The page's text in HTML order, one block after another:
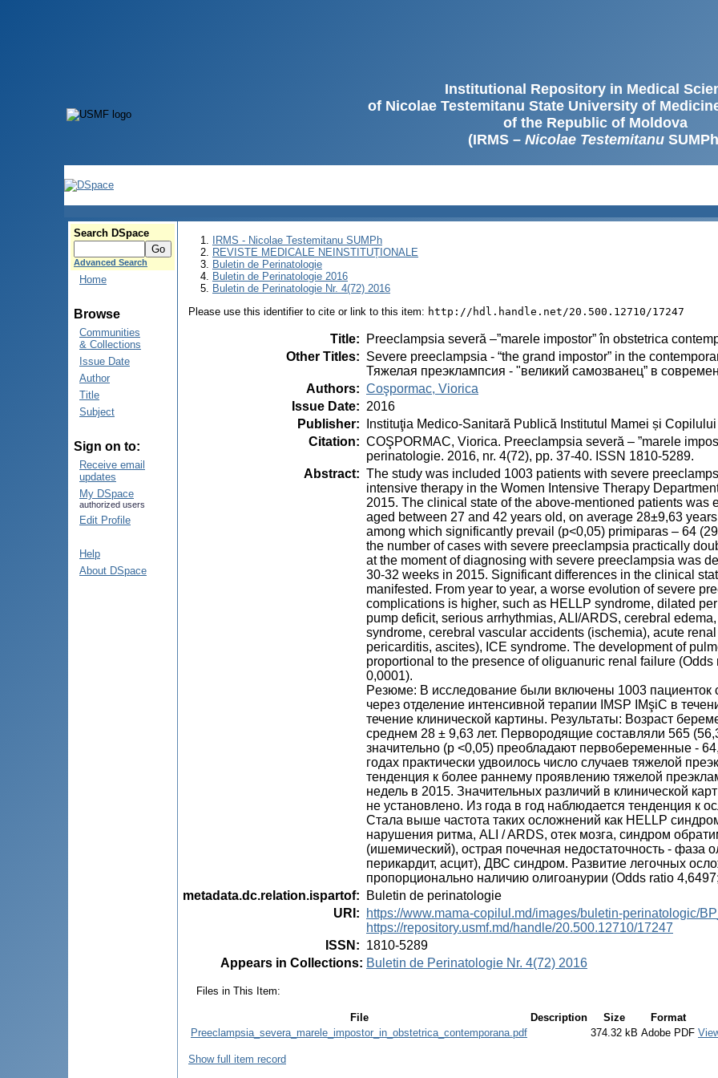
Institutional Repository in Medical
of Nicolae Testemitanu State University of
of the Republic of Moldova
(IRMS – Nicolae Testemitanu
Search DSpace
Advanced Search
Home
Browse
Communities
& Collections
Issue Date
Author
Title
Subject
Sign on to:
Receive email
updates
My DSpace
authorized users
Edit Profile
Help
About DSpace
IRMS - Nicolae Testemitanu SUMPh
REVISTE MEDICALE NEINSTITUȚIONALE
Buletin de Perinatologie
Buletin de Perinatologie 2016
Buletin de Perinatologie Nr. 4(72) 2016
Please use this identifier to cite or link to this item: http://hdl.handle.net/20.500.12710/17247
Title:
Preeclampsia severă –”marele impostor” în obstetrica
Other Titles: Severe preeclampsia - “the grand impostor” in the
Тяжелая преэклампсия - "великий самозванец” в
Authors: Coşpormac, Viorica
Issue Date: 2016
Publisher:
Instituţia Medico-Sanitară Publică Institutul Mamei și Copilului
Citation: COŞPORMAC, Viorica. Preeclampsia severă – ”marele
perinatologie. 2016, nr. 4(72), pp. 37-40. ISSN 1810-5289.
Abstract: The study was included 1003 patients with severe
intensive therapy in the Women Intensive Therapy
2015. The clinical state of the above-mentioned patients
aged between 27 and 42 years old, on average 28±9,63
among which significantly prevail (p<0,05) primiparas – 64
the number of cases with severe preeclampsia practically
at the moment of diagnosing with severe preeclampsia was
30-32 weeks in 2015. Significant differences in the clinical
manifested. From year to year, a worse evolution of severe
complications is higher, such as HELLP syndrome, dilated
pump deficit, serious arrhythmias, ALI/ARDS, cerebral
syndrome, cerebral vascular accidents (ischemia), acute
pericarditis, ascites), ICE syndrome. The development of
proportional to the presence of oliguanuric renal failure
0,0001).
Pезюме: В исследование были включены 1003
через отделение интенсивной терапии IMSP IMşiC в
течение клинической картины. Результаты: Возраст
среднем 28 ± 9,63 лет. Первородящие составляли 565
значительно (р <0,05) преобладают первобеременные -
годах практически удвоилось число случаев тяжелой
тенденция к более раннему проявлению тяжелой
недель в 2015. Значительных различий в клинической
не установлено. Из года в год наблюдается тенденция к
Стала выше частота таких осложнений как HELLP
нарушения ритма, ALI / ARDS, отек мозга, синдром
(ишемический), острая почечная недостаточность - фаза
перикардит, асцит), ДВС синдром. Развитие легочных
пропорционально наличию oлигоанурии (Odds ratio
metadata.dc.relation.ispartof:
Buletin de perinatologie
URI :
https://www.mama-copilul.md/images/buletin-perinatologic/
https://repository.usmf.md/handle/20.500.12710/17247
ISSN : 1810-5289
Appears in Collections: Buletin de Perinatologie Nr. 4(72) 2016
Files in This Item:
File Description Size
Format
Preeclampsia_severa_marele_impostor_in_obstetrica_contemporana.pdf
374.32 kB Adobe PDF
Show full item record